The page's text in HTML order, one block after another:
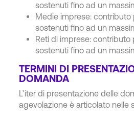
sostenuti fino ad un
Medie imprese: contributo
sostenuti fino ad un
Reti di imprese: contributo
sostenuti fino ad un
TERMINI DI
DOMANDA
L’iter di presentazione delle
agevolazione è articolato nelle